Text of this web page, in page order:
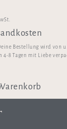
Bestellung wird von
4-8 Tagen mit Liebe